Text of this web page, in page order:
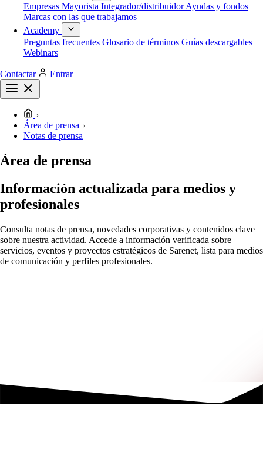
Empresas Mayorista Integrador/distribuidorAyudas y fondos
Marcas con las que trabajamos
Academy
Preguntas frecuentes Glosario de términos Guías descargables
Webinars
Contactar Entrar
Área de prensa
Notas de prensa
Área de prensa
Información actualizada para medios y
profesionales
Consulta notas de prensa, novedades corporativas y contenidos clave
sobre nuestra actividad. Accede a información verificada sobre
servicios, eventos y proyectos estratégicos de Sarenet, lista para medios
de comunicación y perfiles profesionales.